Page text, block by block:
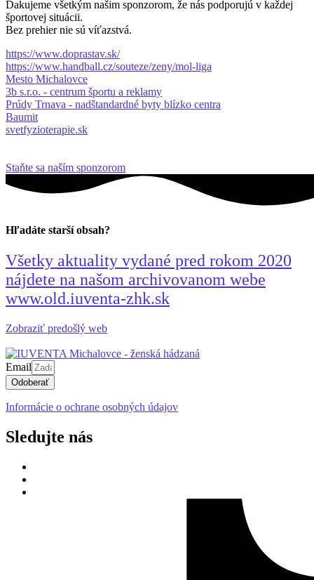
Ďakujeme všetkým našim sponzorom, že nás podporujú v každej
športovej situácii.
Bez prehier nie sú víťazstvá.
https://www.doprastav.sk/
https://www.handball.cz/souteze/zeny/mol-liga
Mesto Michalovce
3b s.r.o. - centrum športu a reklamy
Prúdy Trnava - nadštandardné byty blízko centra
Baumit
svetfyzioterapie.sk
Staňte sa naším sponzorom
Hľadáte starší obsah?
Všetky aktuality vydané pred rokom 2020
nájdete na našom archivovanom webe
www.old.iuventa-zhk.sk
Zobraziť predošlý web
Email
Odoberať
Informácie o ochrane osobných údajov
Sledujte nás